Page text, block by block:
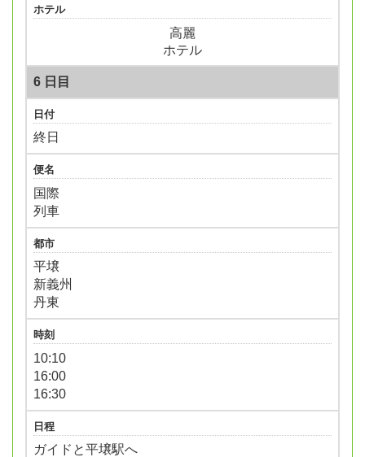
ホテル
高麗
ホテル
6 日目
日付
終日
便名
国際
列車
都市
平壌
新義州
丹東
時刻
10:10
16:00
16:30
日程
ガイドと平壌駅へ